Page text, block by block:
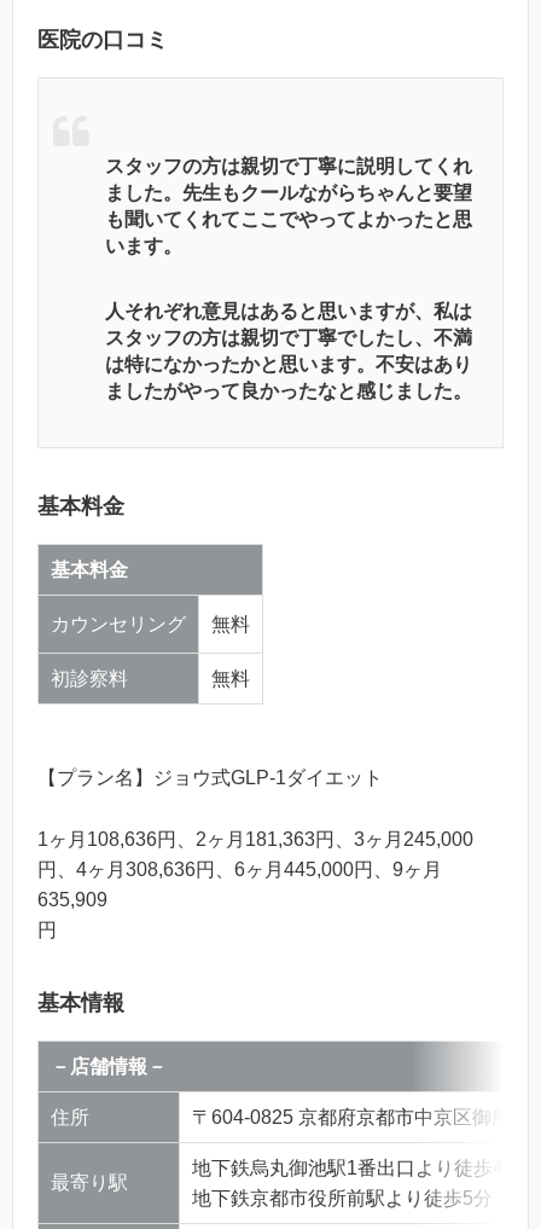
医院の口コミ
スタッフの方は親切で丁寧に説明してくれ
ました。先生もクールながらちゃんと要望
も聞いてくれてここでやってよかったと思
います。
人それぞれ意見はあると思いますが、私は
スタッフの方は親切で丁寧でしたし、不満
は特になかったかと思います。不安はあり
ましたがやって良かったなと感じました。
基本料金
基本料金
カウンセリング 無料
初診察料 無料
【プラン名】ジョウ式GLP-1ダイエット
1ヶ月108,636円、2ヶ月181,363円、3ヶ月245,000
円、4ヶ月308,636円、6ヶ月445,000円、9ヶ月
635,909
円
基本情報
－店舗情報－
住所 〒604-0825 京都府京都市中京区御所八
最寄り駅
地下鉄烏丸御池駅1番出口より徒歩4分
地下鉄京都市役所前駅より徒歩5分